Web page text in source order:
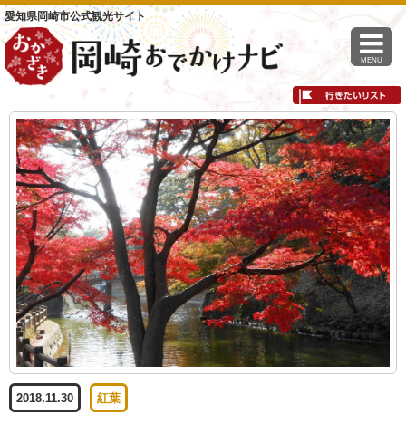
愛知県岡崎市公式観光サイト
MENU
2018.11.30 紅葉